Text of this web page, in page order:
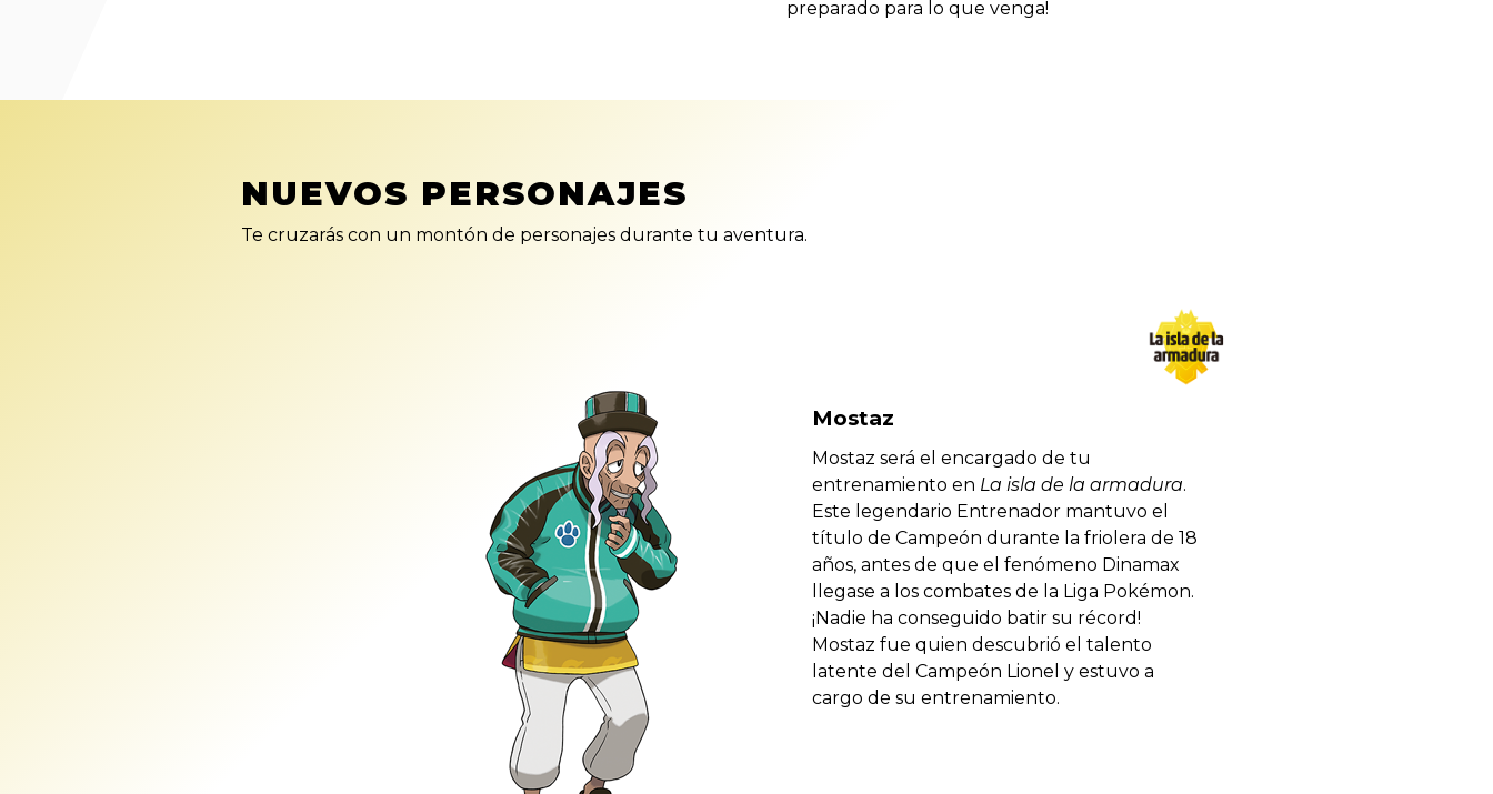
preparado para lo que venga!
NUEVOS PERSONAJES
Te cruzarás con un montón de personajes durante tu aventura.
Mostaz
Mostaz será el encargado de tu
entrenamiento en La isla de la armadura.
Este legendario Entrenador mantuvo el
título de Campeón durante la friolera de 18
años, antes de que el fenómeno Dinamax
llegase a los combates de la Liga Pokémon.
¡Nadie ha conseguido batir su récord!
Mostaz fue quien descubrió el talento
latente del Campeón Lionel y estuvo a
cargo de su entrenamiento.